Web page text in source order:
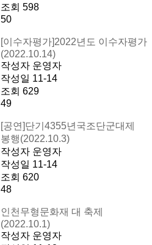
조회 598
50
[이수자평가]2022년도 이수자평가
(2022.10.14)
작성자 운영자
작성일 11-14
조회 629
49
[공연]단기4355년국조단군대제
봉행(2022.10.3)
작성자 운영자
작성일 11-14
조회 620
48
인천무형문화재 대 축제
(2022.10.1)
작성자 운영자